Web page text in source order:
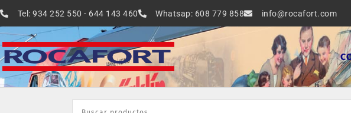
al
contenido
Tel: 934 252 550 - 644 143 460 Whatsap: 608 779 858 info@rocafort.com